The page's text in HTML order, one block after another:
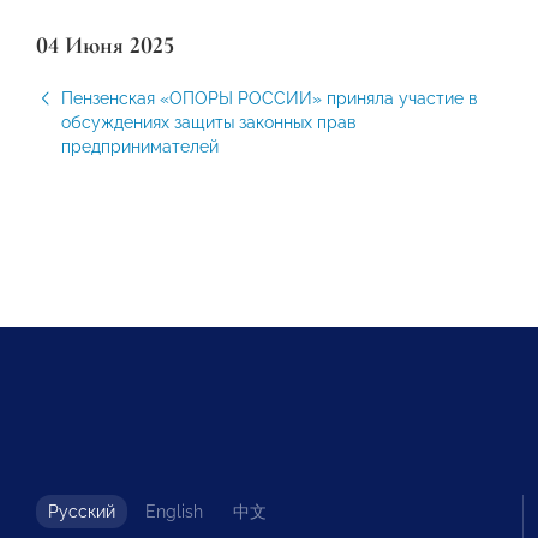
04 Июня 2025
Пензенская «ОПОРЫ РОССИИ» приняла участие в
обсуждениях защиты законных прав
предпринимателей
Русский English 中文